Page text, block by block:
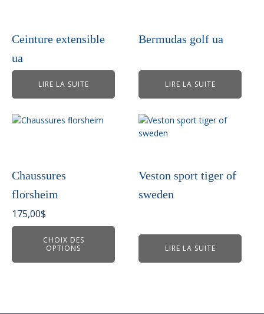
Ceinture extensible
ua
LIRE LA SUITE
Bermudas golf ua
LIRE LA SUITE
Chaussures
florsheim
175,00$
CHOIX DES
OPTIONS
Ce
variations.
options
peuvent
être
la
Veston sport tiger of
sweden
LIRE LA SUITE